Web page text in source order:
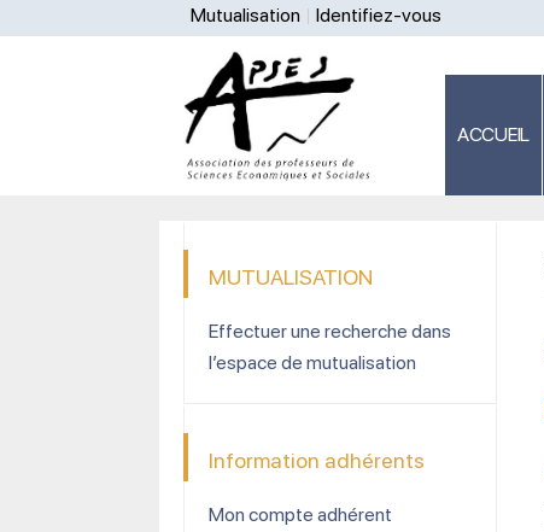
Mutualisation Identifiez-vous
ACCUEIL
MUTUALISATION
Effectuer une recherche dans
l’espace de mutualisation
Information adhérents
Mon compte adhérent